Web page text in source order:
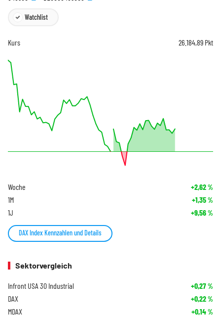
Watchlist
Kurs 26.184,89 Pkt
Woche +2,62%
1M +1,35%
1J +9,56%
DAX Index Kennzahlen und Details
Sektorvergleich
Infront USA 30 Industrial +0,27%
DAX +0,22%
MDAX +0,14%